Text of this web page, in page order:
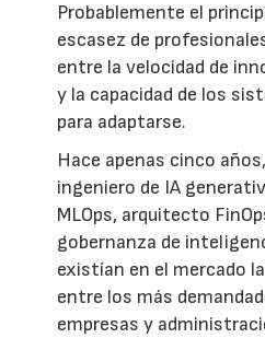
Probablemente el
escasez de
entre la velocidad de
y la capacidad de los
para adaptarse.
Hace apenas cinco
ingeniero de IA
MLOps, arquitecto
gobernanza de
existían en el mercado
entre los más
empresas y